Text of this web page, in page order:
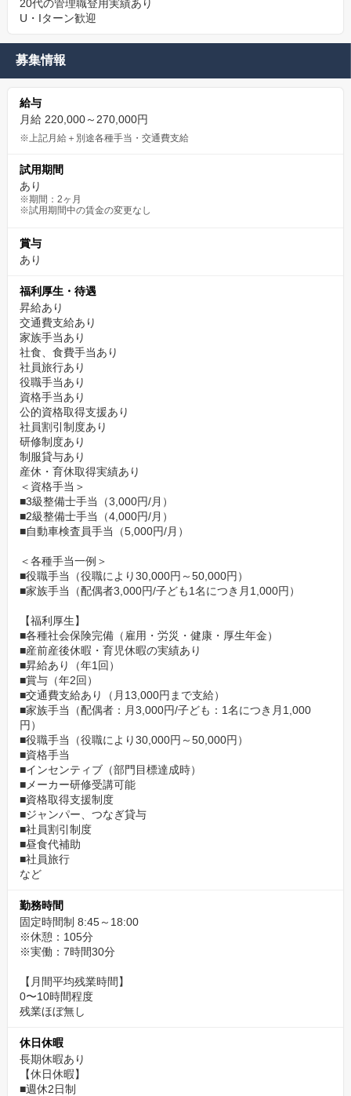
20代の管理職登用実績あり
U・Iターン歓迎
募集情報
給与
月給 220,000～270,000円
※上記月給＋別途各種手当・交通費支給
試用期間
あり
※期間：2ヶ月
※試用期間中の賃金の変更なし
賞与
あり
福利厚生・待遇
昇給あり
交通費支給あり
家族手当あり
社食、食費手当あり
社員旅行あり
役職手当あり
資格手当あり
公的資格取得支援あり
社員割引制度あり
研修制度あり
制服貸与あり
産休・育休取得実績あり
＜資格手当＞
■3級整備士手当（3,000円/月）
■2級整備士手当（4,000円/月）
■自動車検査員手当（5,000円/月）
＜各種手当一例＞
■役職手当（役職により30,000円～50,000円）
■家族手当（配偶者3,000円/子ども1名につき月1,000円）
【福利厚生】
■各種社会保険完備（雇用・労災・健康・厚生年金）
■産前産後休暇・育児休暇の実績あり
■昇給あり（年1回）
■賞与（年2回）
■交通費支給あり（月13,000円まで支給）
■家族手当（配偶者：月3,000円/子ども：1名につき月1,000
円）
■役職手当（役職により30,000円～50,000円）
■資格手当
■インセンティブ（部門目標達成時）
■メーカー研修受講可能
■資格取得支援制度
■ジャンパー、つなぎ貸与
■社員割引制度
■昼食代補助
■社員旅行
など
勤務時間
固定時間制 8:45～18:00
※休憩：105分
※実働：7時間30分
【月間平均残業時間】
0〜10時間程度
残業ほぼ無し
休日休暇
長期休暇あり
【休日休暇】
■週休2日制